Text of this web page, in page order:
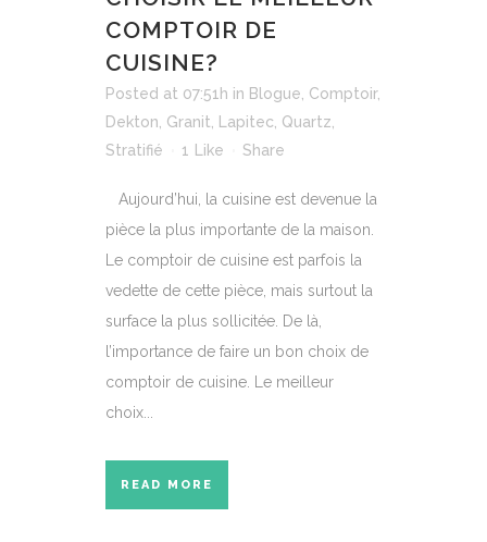
COMPTOIR DE
CUISINE?
Posted at 07:51h in Blogue Comptoir,
Dekton Granit Lapitec Quartz
Stratifié
1 Like Share
Aujourd’hui, la cuisine est devenue la
pièce la plus importante de la maison.
Le comptoir de cuisine est parfois la
vedette de cette pièce, mais surtout la
surface la plus sollicitée. De là,
l’importance de faire un bon choix de
comptoir de cuisine. Le meilleur
choix...
READ MORE